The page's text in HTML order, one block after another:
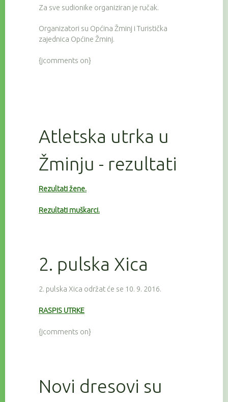
Za sve sudionike organiziran je ručak.
Organizatori su Općina Žminj i Turistička
zajednica Općine Žminj.
{jcomments on}
Atletska utrka u
Žminju - rezultati
Rezultati žene.
Rezultati muškarci.
2. pulska Xica
2. pulska Xica održat će se 10. 9. 2016.
RASPIS UTRKE
{jcomments on}
Novi dresovi su